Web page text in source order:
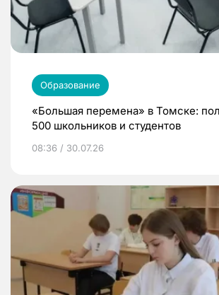
Образование
«Большая перемена» в Томске:
500 школьников и студентов
08:36 / 30.07.26